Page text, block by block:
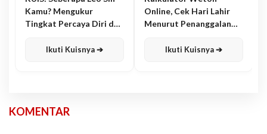
Kamu? Mengukur
Tingkat Percaya Diri dan
Ikuti Kuisnya ➔
Online, Cek Hari Lahir
Menurut Penanggalan
Ikuti Kuisnya ➔
KOMENTAR